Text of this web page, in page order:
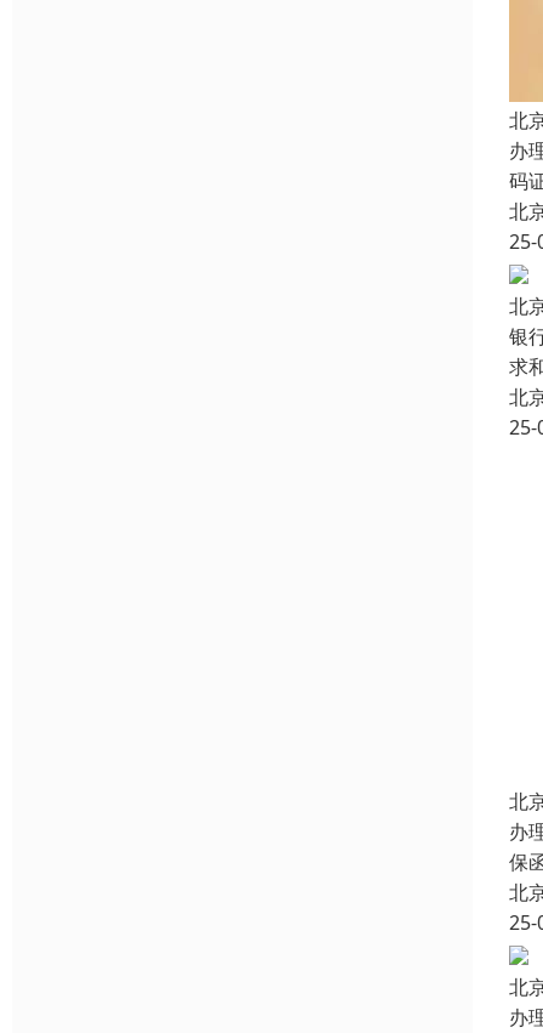
北
办
码
北
25-
北
银
求
北
25-
北
办
保
北
25-
北
办